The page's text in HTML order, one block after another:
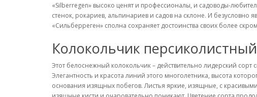
«Silberregen» высоко ценят и профессионалы, и садоводы-
стенок, рокариев, альпинариев и садов на склоне. И
«Сильберреген» сполна сохраняет достоинства своих более
Колокольчик
Этот белоснежный колокольчик – действительно лидерский
Элегантность и красота линий этого многолетника, высота
основания изящных побегов. Листья яркие, изящные, с